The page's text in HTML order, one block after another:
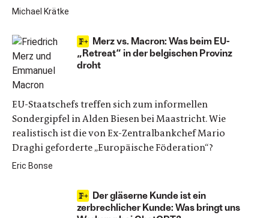
Michael Krätke
Merz vs. Macron: Was beim EU-
„Retreat“ in der belgischen Provinz
droht
EU-Staatschefs treffen sich zum informellen
Sondergipfel in Alden Biesen bei Maastricht. Wie
realistisch ist die von Ex-Zentralbankchef Mario
Draghi geforderte „Europäische Föderation“?
Eric Bonse
Der gläserne Kunde ist ein
zerbrechlicher Kunde: Was bringt uns